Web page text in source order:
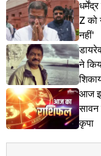
Z को
नहीं'
ने
आज
सावन
कृपा